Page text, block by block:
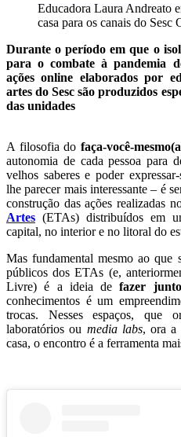
Educadora Laura Andreato
casa para os canais do Sesc
Durante o período em que o
para o combate à pandemia
ações online elaborados por
artes do Sesc são produzidos
das unidades
A filosofia do faça-você-
autonomia de cada pessoa para
velhos saberes e poder
lhe parecer mais interessante – é
construção das ações realizadas
Artes (ETAs) distribuídos em
capital, no interior e no litoral do
Mas fundamental mesmo ao que
públicos dos ETAs (e,
Livre) é a ideia defazer
conhecimentos é um
trocas. Nesses espaços, que
laboratórios ou media labs, ora a
casa, o encontro é a ferramenta